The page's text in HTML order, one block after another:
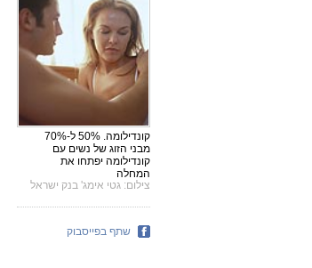
קונדילומה. 50% ל-70%
מבני הזוג של נשים עם
קונדילומה יפתחו את
המחלה
צילום: גטי אימג' בנק ישראל
שתף בפייסבוק